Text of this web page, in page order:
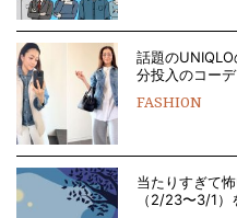
話題の
分投入のコー
FASHION
当たりすぎて
（2/23〜3/1